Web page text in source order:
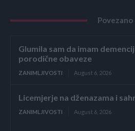
Povezano
Glumila sam da imam
porodične obaveze
ZANIMLJIVOSTI August 6, 2026
Licemjerje na dženazama i
ZANIMLJIVOSTI August 6, 2026